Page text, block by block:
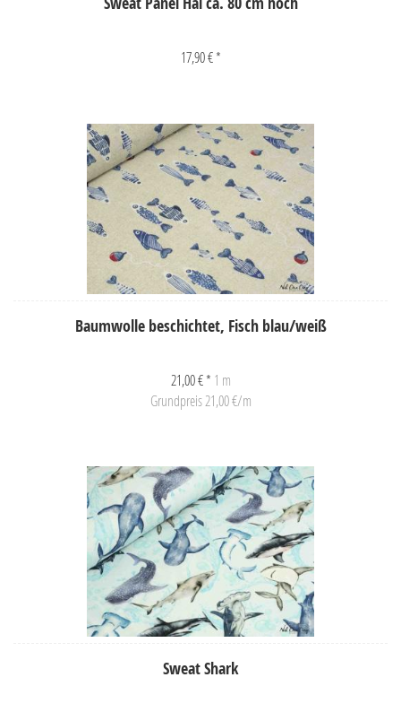
17,90 € *
Baumwolle beschichtet, Fisch blau/weiß
21,00 € * 1 m
Grundpreis 21,00 €/m
Sweat Shark